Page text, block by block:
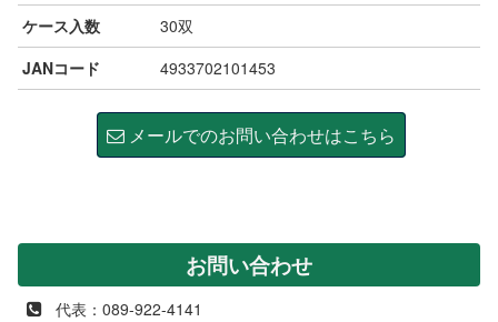
ケース入数
30双
JANコード
4933702101453
メールでのお問い合わせはこちら
お問い合わせ
代表：089-922-4141